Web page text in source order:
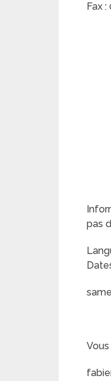
Fax :
pas